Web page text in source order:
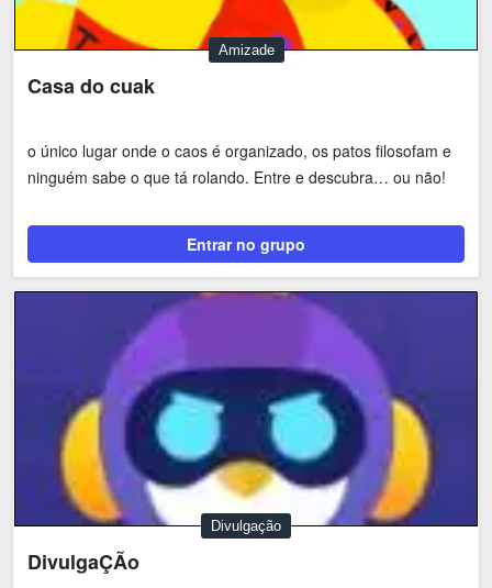
Amizade
Casa do cuak
o único lugar onde o caos é organizado, os patos filosofam e
ninguém sabe o que tá rolando. Entre e descubra… ou não!
Entrar no grupo
Divulgação
DivulgaÇÃo